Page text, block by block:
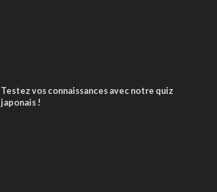
Testez vos connaissances avec notre quiz
japonais !